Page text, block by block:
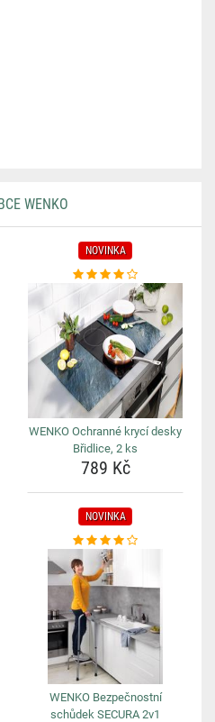
WENKO
NOVINKA
WENKO Ochranné krycí desky
Břidlice, 2 ks
789 Kč
NOVINKA
WENKO Bezpečnostní
schůdek SECURA 2v1